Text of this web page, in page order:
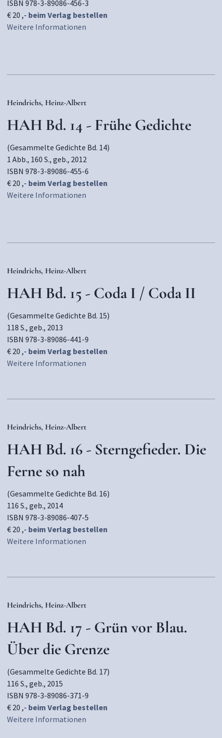
ISBN 978-3-89086-456-3
€ 20 ,- beim Verlag bestellen
Weitere Informationen
Heindrichs, Heinz-Albert
HAH Bd. 14 - Frühe Gedichte
(Gesammelte Gedichte Bd. 14)
1 Abb., 160 S., geb., 2012
ISBN 978-3-89086-455-6
€ 20 ,- beim Verlag bestellen
Weitere Informationen
Heindrichs, Heinz-Albert
HAH Bd. 15 - Coda I / Coda II
(Gesammelte Gedichte Bd. 15)
118 S., geb., 2013
ISBN 978-3-89086-441-9
€ 20 ,- beim Verlag bestellen
Weitere Informationen
Heindrichs, Heinz-Albert
HAH Bd. 16 - Sterngefieder. Die
Ferne so nah
(Gesammelte Gedichte Bd. 16)
116 S., geb., 2014
ISBN 978-3-89086-407-5
€ 20 ,- beim Verlag bestellen
Weitere Informationen
Heindrichs, Heinz-Albert
HAH Bd. 17 - Grün vor Blau.
Über die Grenze
(Gesammelte Gedichte Bd. 17)
116 S., geb., 2015
ISBN 978-3-89086-371-9
€ 20 ,- beim Verlag bestellen
Weitere Informationen